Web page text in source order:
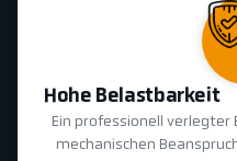
Hohe Belastbarkeit
Ein professionell
mechanischen